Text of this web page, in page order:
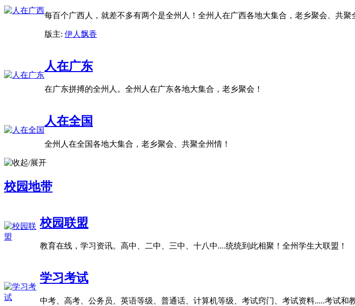
每百个广西人，就差不多有两个是全州人！全州人在广西各地大集合，老乡聚会、共聚
版主: 伊人飘香
人在广东
在广东拼搏的全州人。全州人在广东各地大集合，老乡聚会！
人在全国
全州人在全国各地大集合，老乡聚会、共聚全州情！
校园地带
校园联盟
教育在线，学习资讯。高中、二中、三中、十八中....统统到此相聚！全州学生大联盟！
学习考试
中考、高考、公务员、英语等级、普通话、计算机等级、考试窍门、考试资料.....考试和